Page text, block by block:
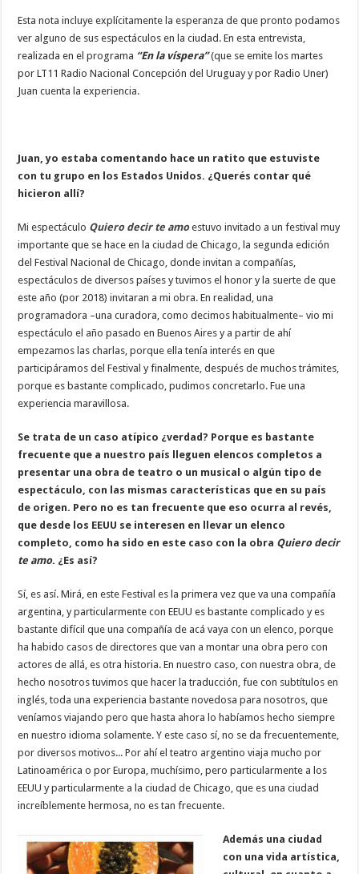
Esta nota incluye explícitamente la esperanza de que pronto podamos
ver alguno de sus espectáculos en la ciudad. En esta entrevista,
realizada en el programa “En la víspera”(que se emite los martes
por LT11 Radio Nacional Concepción del Uruguay y por Radio Uner)
Juan cuenta la experiencia.
Juan, yo estaba comentando hace un ratito que estuviste
con tu grupo en los Estados Unidos. ¿Querés contar qué
hicieron allí?
Mi espectáculo Quiero decir te amoestuvo invitado a un festival muy
importante que se hace en la ciudad de Chicago, la segunda edición
del Festival Nacional de Chicago, donde invitan a compañías,
espectáculos de diversos países y tuvimos el honor y la suerte de que
este año (por 2018) invitaran a mi obra. En realidad, una
programadora –una curadora, como decimos habitualmente– vio mi
espectáculo el año pasado en Buenos Aires y a partir de ahí
empezamos las charlas, porque ella tenía interés en que
participáramos del Festival y finalmente, después de muchos trámites,
porque es bastante complicado, pudimos concretarlo. Fue una
experiencia maravillosa.
Se trata de un caso atípico ¿verdad? Porque es bastante
frecuente que a nuestro país lleguen elencos completos a
presentar una obra de teatro o un musical o algún tipo de
espectáculo, con las mismas características que en su país
de origen. Pero no es tan frecuente que eso ocurra al revés,
que desde los EEUU se interesen en llevar un elenco
completo, como ha sido en este caso con la obra Quiero decir
te amo. ¿Es así?
Sí, es así. Mirá, en este Festival es la primera vez que va una compañía
argentina, y particularmente con EEUU es bastante complicado y es
bastante difícil que una compañía de acá vaya con un elenco, porque
ha habido casos de directores que van a montar una obra pero con
actores de allá, es otra historia. En nuestro caso, con nuestra obra, de
hecho nosotros tuvimos que hacer la traducción, fue con subtítulos en
inglés, toda una experiencia bastante novedosa para nosotros, que
veníamos viajando pero que hasta ahora lo habíamos hecho siempre
en nuestro idioma solamente. Y este caso sí, no se da frecuentemente,
por diversos motivos... Por ahí el teatro argentino viaja mucho por
Latinoamérica o por Europa, muchísimo, pero particularmente a los
EEUU y particularmente a la ciudad de Chicago, que es una ciudad
increíblemente hermosa, no es tan frecuente.
Además una ciudad
con una vida artística,